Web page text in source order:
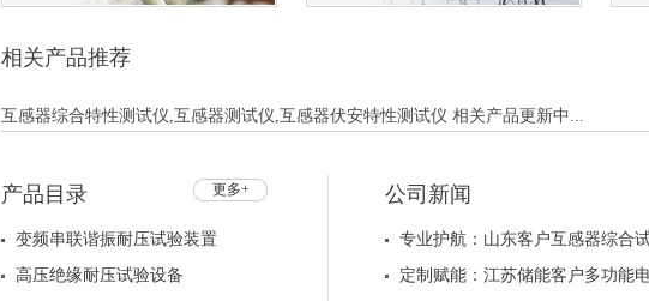
相关产品推荐
互感器综合特性测试仪,互感器测试仪,互感器伏安特性测试仪 相关产品更新中...
更多+
产品目录
变频串联谐振耐压试验装置
高压绝缘耐压试验设备
公司新闻
专业护航：山东客户互感器综合
定制赋能：江苏储能客户多功能